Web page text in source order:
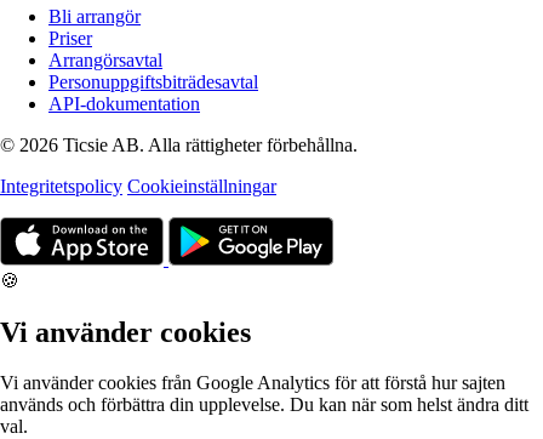
Bli arrangör
Priser
Arrangörsavtal
Personuppgiftsbiträdesavtal
API-dokumentation
© 2026 Ticsie AB. Alla rättigheter förbehållna.
Integritetspolicy Cookieinställningar
🍪
Vi använder cookies
Vi använder cookies från Google Analytics för att förstå hur sajten
används och förbättra din upplevelse. Du kan när som helst ändra ditt
val.